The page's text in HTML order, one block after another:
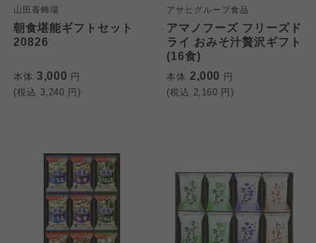
山田養蜂場
朝食堪能ギフトセット
20826
本体 3,000 円
(税込 3,240 円)
アサヒグループ食品
アマノフーズ フリーズド
ライ おみそ汁贅沢ギフト
(16食)
本体 2,000 円
(税込 2,160 円)